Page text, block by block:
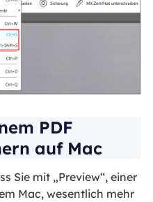
PDF
auf Mac
Sie mit „Preview“, einer
Mac, wesentlich mehr